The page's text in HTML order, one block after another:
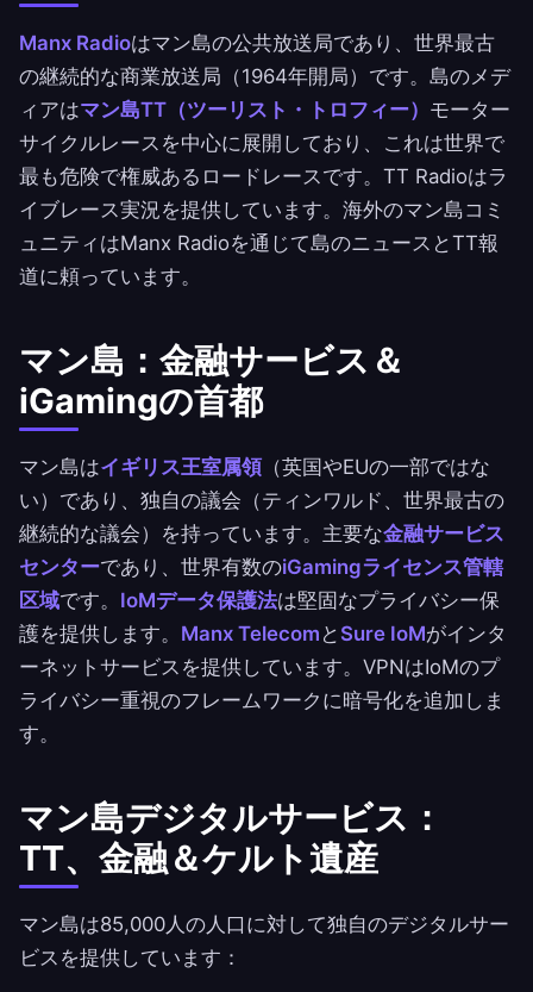
Manx Radioはマン島の公共放送局であり、世界最古
の継続的な商業放送局（1964年開局）です。島のメデ
ィアはマン島TT（ツーリスト・トロフィー） モーター
サイクルレースを中心に展開しており、これは世界で
最も危険で権威あるロードレースです。TT Radioはラ
イブレース実況を提供しています。海外のマン島コミ
ュニティはManx Radioを通じて島のニュースとTT報
道に頼っています。
マン島：金融サービス＆
iGamingの首都
マン島はイギリス王室属領（英国やEUの一部ではな
い）であり、独自の議会（ティンワルド、世界最古の
継続的な議会）を持っています。主要な金融サービス
センターであり、世界有数のiGamingライセンス管轄
区域です。 IoMデータ保護法は堅固なプライバシー保
護を提供します。 Manx Telecom とSure IoMがインタ
ーネットサービスを提供しています。VPNはIoMのプ
ライバシー重視のフレームワークに暗号化を追加しま
す。
マン島デジタルサービス：
TT、金融＆ケルト遺産
マン島は85,000人の人口に対して独自のデジタルサー
ビスを提供しています：